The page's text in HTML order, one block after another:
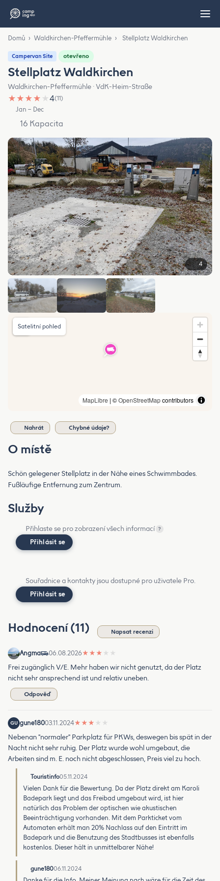
Domů › Waldkirchen-Pfeffermühle › Stellplatz Waldkirchen
Campervan Site otevřeno
Stellplatz Waldkirchen
Waldkirchen-Pfeffermühle · VdK-Heim-Straße
★ ★ ★ ★ ★4(11)
Jan – Dec
16 Kapacita
4
MapLibre | ©OpenStreetMapcontributors
Satelitní pohled
Nahrát Chybné údaje?
O místě
Schön gelegener Stellplatz in der Nähe eines Schwimmbades.
Fußläufige Entfernung zum Zentrum.
Služby
Přihlaste se pro zobrazení všech informací ?
Přihlásit se
Souřadnice a kontakty jsou dostupné pro uživatele Pro.
Přihlásit se
Hodnocení (11) Napsat recenzi
Angma 06.08.2026★ ★ ★ ★ ★
Frei zugänglich V/E. Mehr haben wir nicht genutzt, da der Platz
nicht sehr ansprechend ist und relativ uneben.
Odpověď
GU gune18003.11.2024★ ★ ★ ★ ★
Nebenan "normaler" Parkplatz für PKWs, deswegen bis spät in der
Nacht nicht sehr ruhig. Der Platz wurde wohl umgebaut, die
Arbeiten sind m. E. noch nicht abgeschlossen, Preis viel zu hoch.
Touristinfo05.11.2024
Vielen Dank für die Bewertung. Da der Platz direkt am Karoli
Badepark liegt und das Freibad umgebaut wird, ist hier
natürlich das Problem der optischen wie akustischen
Beeinträchtigung vorhanden. Mit dem Parkticket vom
Automaten erhält man 20% Nachlass auf den Eintritt im
Badepark und die Benutzung des Stadtbusses ist ebenfalls
kostenlos. Dieser hält in unmittelbarer Nähe!
gune18006.11.2024